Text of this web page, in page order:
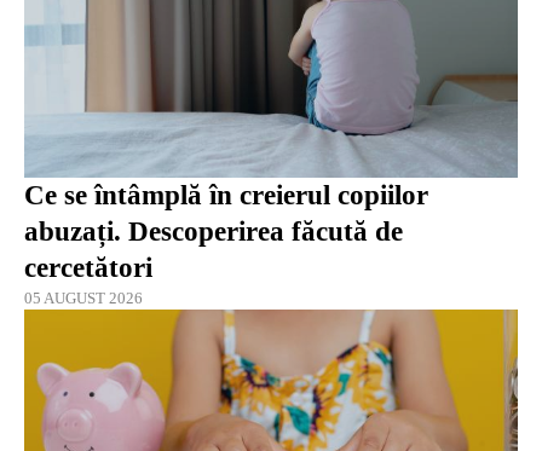
Ce se întâmplă în creierul copiilor
abuzați. Descoperirea făcută de
cercetători
05 AUGUST 2026